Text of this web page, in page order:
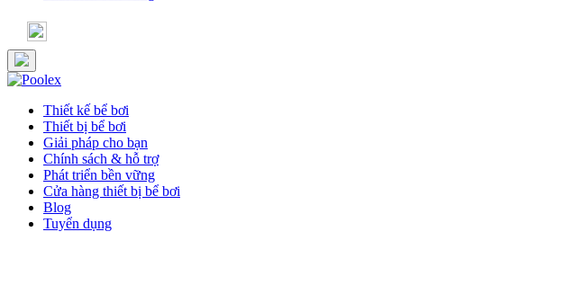
Thiết kế bể bơi
Thiết bị bể bơi
Giải pháp cho bạn
Chính sách & hỗ trợ
Phát triển bền vững
Cửa hàng thiết bị bể bơi
Blog
Tuyển dụng